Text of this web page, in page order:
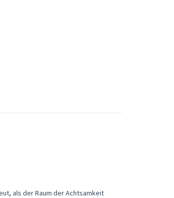
als der Raum der Achtsamkeit